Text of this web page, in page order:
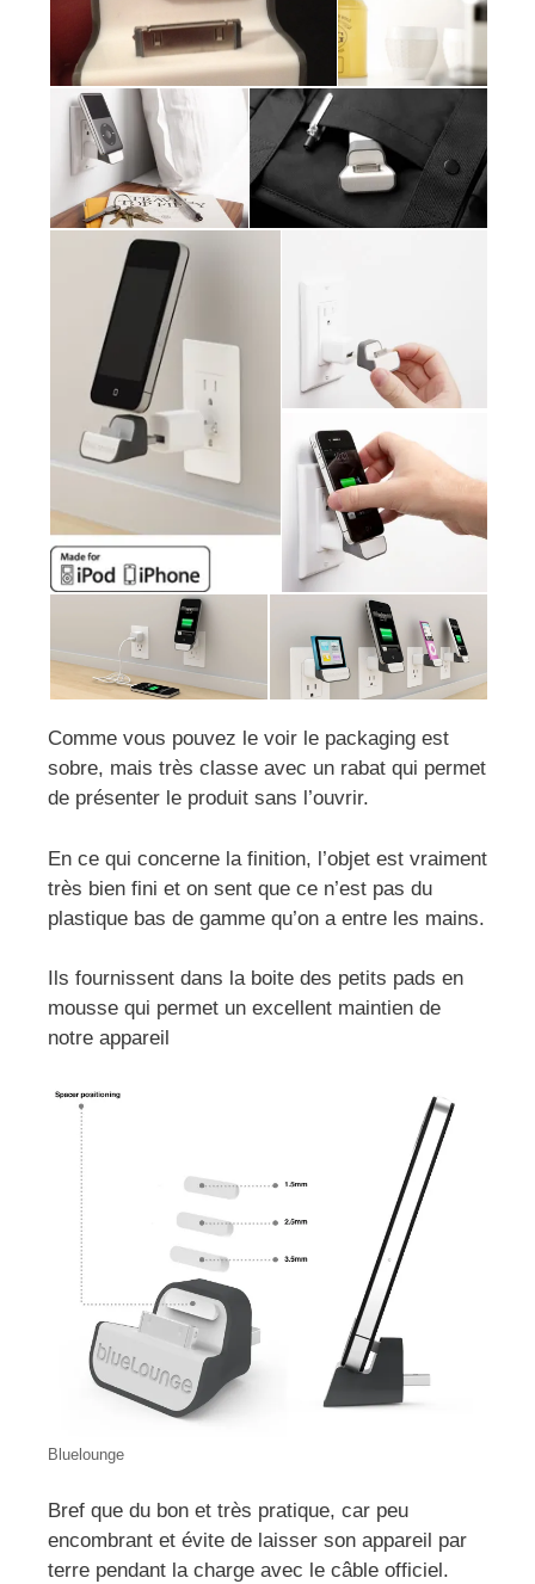
Comme vous pouvez le voir le packaging est
sobre, mais très classe avec un rabat qui permet
de présenter le produit sans l’ouvrir.
En ce qui concerne la finition, l’objet est vraiment
très bien fini et on sent que ce n’est pas du
plastique bas de gamme qu’on a entre les mains.
Ils fournissent dans la boite des petits pads en
mousse qui permet un excellent maintien de
notre appareil
Bluelounge
Bref que du bon et très pratique, car peu
encombrant et évite de laisser son appareil par
terre pendant la charge avec le câble officiel.